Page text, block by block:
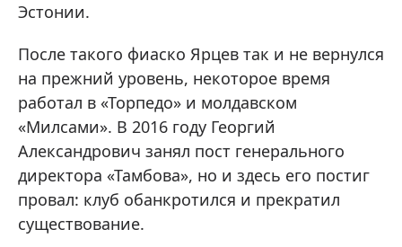
Эстонии.
После такого фиаско Ярцев так и не вернулся
на прежний уровень, некоторое время
работал в «Торпедо» и молдавском
«Милсами». В 2016 году Георгий
Александрович занял пост генерального
директора «Тамбова», но и здесь его постиг
провал: клуб обанкротился и прекратил
существование.